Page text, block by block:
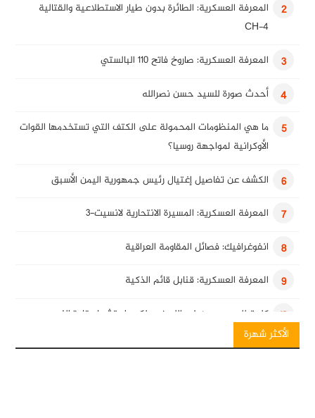
2
المعرفة العسكرية: الطائرة بدون طيار الاستطلاعية والقتالية
CH-4
3 المعرفة العسكرية: صاروخ فاتح 110 البالستي
4 أحدث صورة للسيد حسن نصرالله
5
ما هي المنظومات المحمولة على الكتف التي تستخدمها القوات
الأوكرانية لمواجهة روسيا؟
6 الكشف عن تفاصيل إغتيال رئيس جمهورية اليمن الأسبق
7 المعرفة العسكرية: المسيرة الانتحارية لانسيت-3
8 انفوغرافيك: فصائل المقاومة العراقية
9 المعرفة العسكرية: قنابل قائم الذكية
10 كلمة للسيد حسن نصرالله في ذكرى استشهاد قادة النصر
الأكثر شهرة